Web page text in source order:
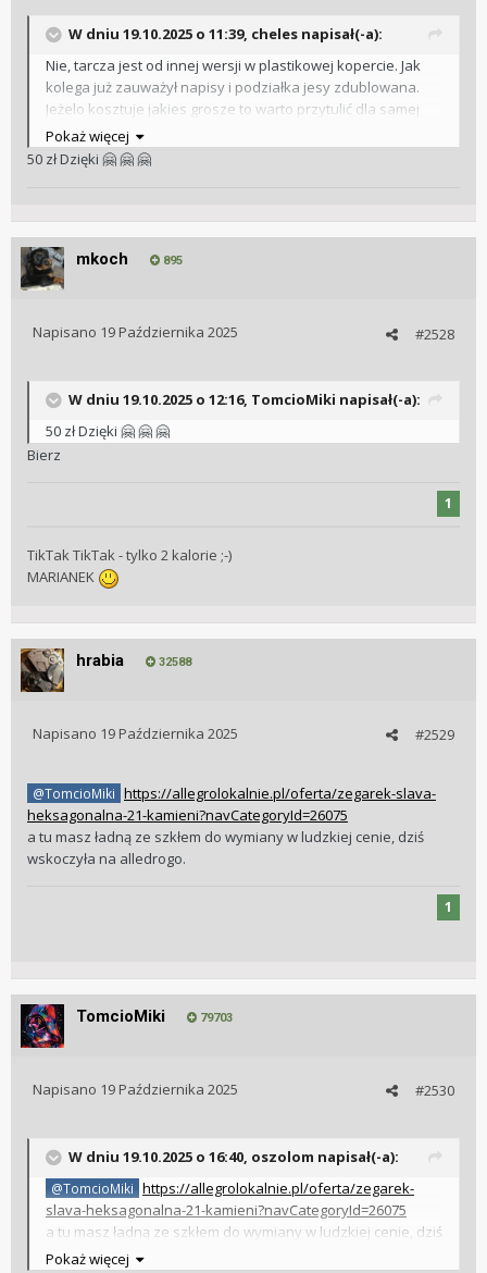
W dniu 19.10.2025 o 11:39, cheles napisał(-a):
Nie, tarcza jest od innej wersji w plastikowej kopercie. Jak
kolega już zauważył napisy i podziałka jesy zdublowana.
Jeżelo kosztuje jakies grosze to warto przytulić dla samej
plexy
Pokaż więcej
50 zł Dzięki 🤗 🤗 🤗
mkoch 895
#2528
Napisano 19 Października 2025
W dniu 19.10.2025 o 12:16, TomcioMiki napisał(-a):
50 zł Dzięki 🤗 🤗 🤗
Bierz
1
TikTak TikTak - tylko 2 kalorie ;-)
MARIANEK
hrabia 32588
#2529
Napisano 19 Października 2025
@TomcioMiki https://allegrolokalnie.pl/oferta/zegarek-slava-
heksagonalna-21-kamieni?navCategoryId=26075
a tu masz ładną ze szkłem do wymiany w ludzkiej cenie, dziś
wskoczyła na alledrogo.
1
TomcioMiki 79703
#2530
Napisano 19 Października 2025
W dniu 19.10.2025 o 16:40, oszolom napisał(-a):
@TomcioMiki https://allegrolokalnie.pl/oferta/zegarek-
slava-heksagonalna-21-kamieni?navCategoryId=26075
a tu masz ładną ze szkłem do wymiany w ludzkiej cenie, dziś
wskoczyła na alledrogo.
Pokaż więcej